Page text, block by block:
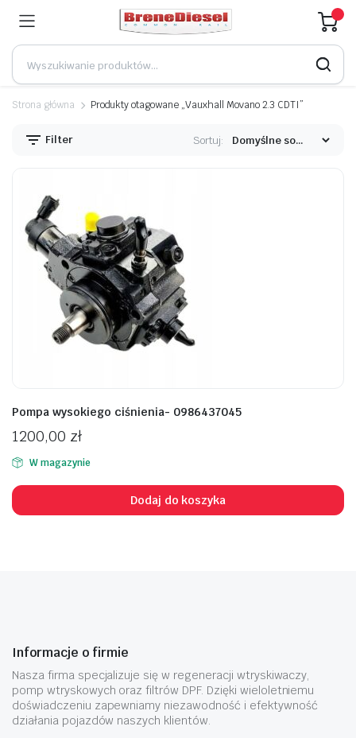
Strona główna Produkty otagowane „Vauxhall Movano 2.3 CDTI”
Filter Sortuj:
Pompa wysokiego ciśnienia- 0986437045
1200,00 zł
W magazynie
Dodaj do koszyka
Informacje o firmie
Nasza firma specjalizuje się w regeneracji wtryskiwaczy,
pomp wtryskowych oraz filtrów DPF. Dzięki wieloletniemu
doświadczeniu zapewniamy niezawodność i efektywność
działania pojazdów naszych klientów.